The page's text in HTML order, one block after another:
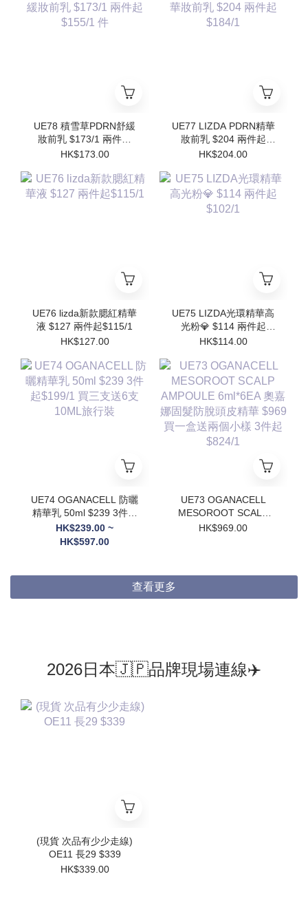
UE78 積雪草PDRN舒緩
妝前乳 $173/1 兩件起
$155/1 件
HK$173.00
UE77 LIZDA PDRN精華
妝前乳 $204 兩件起
$184/1
HK$204.00
UE76 lizda新款腮紅精華
液 $127 兩件起$115/1
HK$127.00
UE75 LIZDA光環精華高
光粉💎 $114 兩件起
$102/1
HK$114.00
UE74 OGANACELL 防曬
精華乳 50ml $239 3件起
$199/1 買三支送6支
10ML旅行裝
HK$239.00 ~
HK$597.00
UE73 OGANACELL
MESOROOT SCALP
AMPOULE 6ml*6EA 奧
HK$969.00
查看更多
2026日本🇯🇵品牌現場連線✈️
(現貨 次品有少少走線)
OE11 長29 $339
HK$339.00